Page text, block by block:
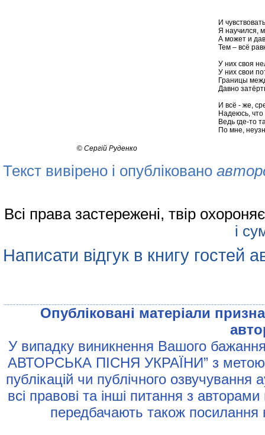
И
Я научился,
А может и
Тем – всё
У них своя
У них свои
Границы
Давно
И всё - же,
Надеюсь,
Ведь где-то
По мне,
© Сергiй Руденко
Текст вивірено і опубліковано
Всі права застережені, твір
і
Написати відгук в книгу гостей
Опублiкованi матерiали
У випадку виникнення Вашого
АВТОРСЬКА ПIСНЯ УКРАЇНИ” з метою
публiкацiй чи публiчного
всi правовi та iншi питання з
передбачають також